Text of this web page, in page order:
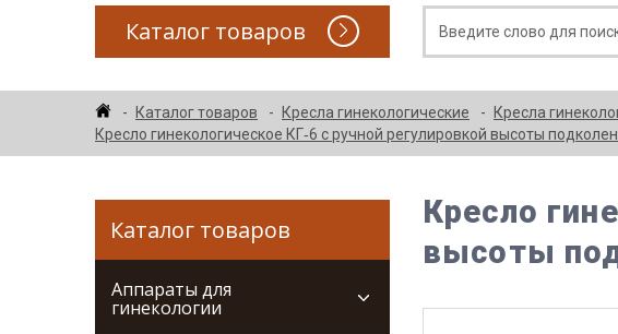
Каталог товаров
Каталог товаров Кресла гинекологические
Кресла
Кресло гинекологическое КГ‑6 с ручной регулировкой высоты
Каталог товаров
Аппараты для
гинекологии
Кресло
высоты